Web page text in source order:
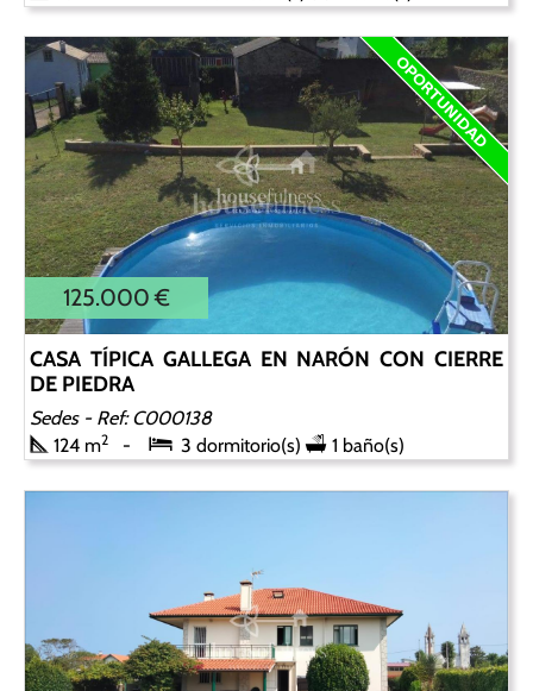
125.000 €
CASA TÍPICA GALLEGA EN NARÓN CON CIERRE
DE PIEDRA
Sedes - Ref: C000138
124 m2 3 dormitorio(s) 1 baño(s)